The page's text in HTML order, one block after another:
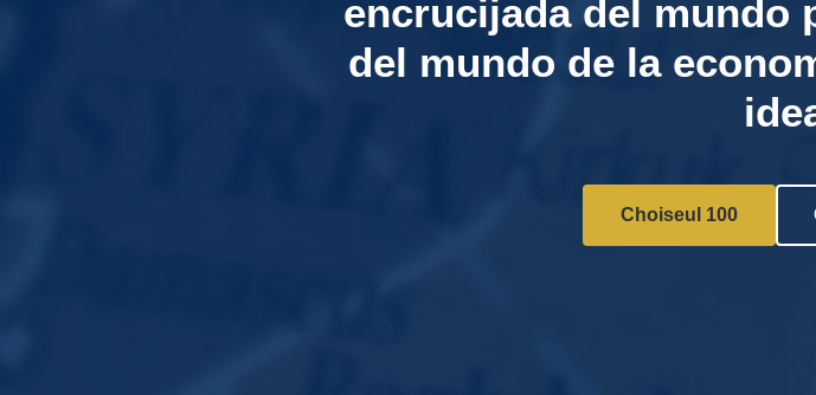
encrucijada del
del mundo de la
Choiseul 100